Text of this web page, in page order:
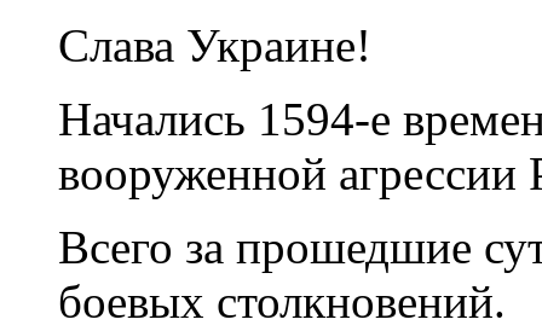
Слава Украине!
Начались 1594-е
вооруженной
Всего за прошедшие
боевых столкновений.